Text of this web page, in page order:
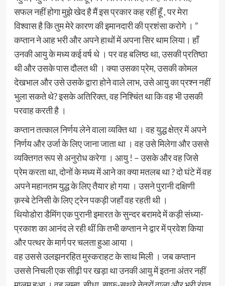
सफल नहीं होगा मुझे खेद है मैं इस प्रकार कह रहीं हूँ , पर मेरा
विश्वास है कि तुम मेरे कारण की इमानदारी की प्रशंसा करोगे । ”
कप्तान ने आह भरी और अपने हाथों में अपना सिर थाम लिया। हाँ
उनकी आयु के मध्य कई वर्ष थे । पर वह बलिष्ठ था, उसकी प्रतिष्ठा
थी और उसके पास दौलत थी । क्या उसका प्रेम, उसकी कोमल
देखभाल और उसे उसके द्वारा होने वाले लाभ, उसे आयु का प्रश्न नहीं
भुला सकते थे? इसके अतिरिक्त, वह निश्चिंत था कि वह भी उसकी
परवाह करती है ।
कप्तान तत्काल निर्णय लेने वाला व्यक्ति था । वह युद्ध क्षेत्र में अपने
निर्णय और उर्जा के लिए जाना जाता था । वह उसे मिलेगा और उससे
व्यक्तिगत रूप से अनुरोध करेगा । आयु ! – उसके और वह जिसे
प्रेम करता था, दोनों के मध्य में आने का क्या मतलब था ? दो घंटे में वह
अपने महानतम युद्ध के लिए तैयार हो गया । उसने पुरानी दक्षिणी
क़स्बे टेनिसी के लिए ट्रेन पकड़ी जहाँ वह रहती थी ।
थियोडोरा डैमिंग एक पुरानी इमारत के सुन्दर बरामदे में कड़ी संध्या-
प्रकाश का आनंद ले रही थीं कि तभी कप्तान ने द्वार में प्रवेश किया
और पत्थर के मार्ग पर चलता हुआ आया ।
वह उससे उलझनरहित मुस्कराहट के साथ मिली । जब कप्तान
उससे निचली एक सीढ़ी पर खड़ा था उनकी आयु में इतना अंतर नहीं